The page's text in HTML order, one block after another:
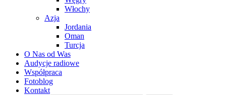
Włochy
Azja
Jordania
Oman
Turcja
O Nas od Was
Audycje radiowe
Współpraca
Fotoblog
Kontakt